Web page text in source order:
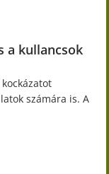
a kullancsok
számára is. A